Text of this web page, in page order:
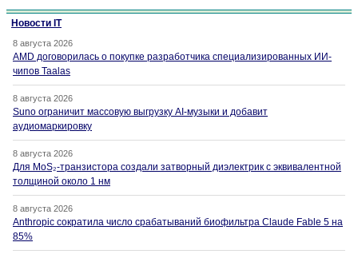
Новости IT
8 августа 2026
AMD договорилась о покупке разработчика специализированных ИИ-
чипов Taalas
8 августа 2026
Suno ограничит массовую выгрузку AI-музыки и добавит
аудиомаркировку
8 августа 2026
Для MoS₂-транзистора создали затворный диэлектрик с эквивалентной
толщиной около 1 нм
8 августа 2026
Anthropic сократила число срабатываний биофильтра Claude Fable 5 на
85%